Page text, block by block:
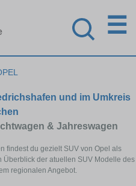
☰
und im Umkreis
& Jahreswagen
findest du gezielt SUV von Opel als
der atuellen SUV Modelle des
regionalen Angebot.